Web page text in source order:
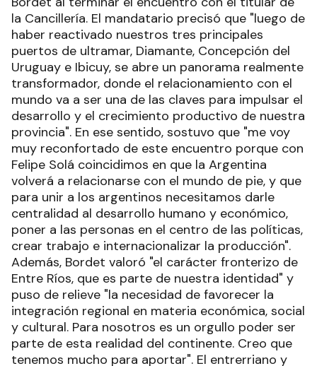
la Cancillería. El mandatario precisó que "luego de
haber reactivado nuestros tres principales
puertos de ultramar, Diamante, Concepción del
Uruguay e Ibicuy, se abre un panorama realmente
transformador, donde el relacionamiento con el
mundo va a ser una de las claves para impulsar el
desarrollo y el crecimiento productivo de nuestra
provincia". En ese sentido, sostuvo que "me voy
muy reconfortado de este encuentro porque con
Felipe Solá coincidimos en que la Argentina
volverá a relacionarse con el mundo de pie, y que
para unir a los argentinos necesitamos darle
centralidad al desarrollo humano y económico,
poner a las personas en el centro de las políticas,
crear trabajo e internacionalizar la producción".
Además, Bordet valoró "el carácter fronterizo de
Entre Ríos, que es parte de nuestra identidad" y
puso de relieve "la necesidad de favorecer la
integración regional en materia económica, social
y cultural. Para nosotros es un orgullo poder ser
parte de esta realidad del continente. Creo que
tenemos mucho para aportar". El entrerriano y